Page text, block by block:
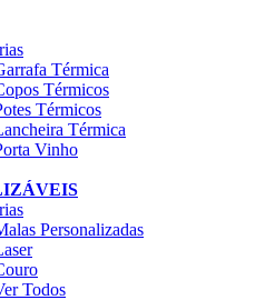
Térmica
Térmicos
Térmicos
Térmica
Vinho
Personalizadas
Todos